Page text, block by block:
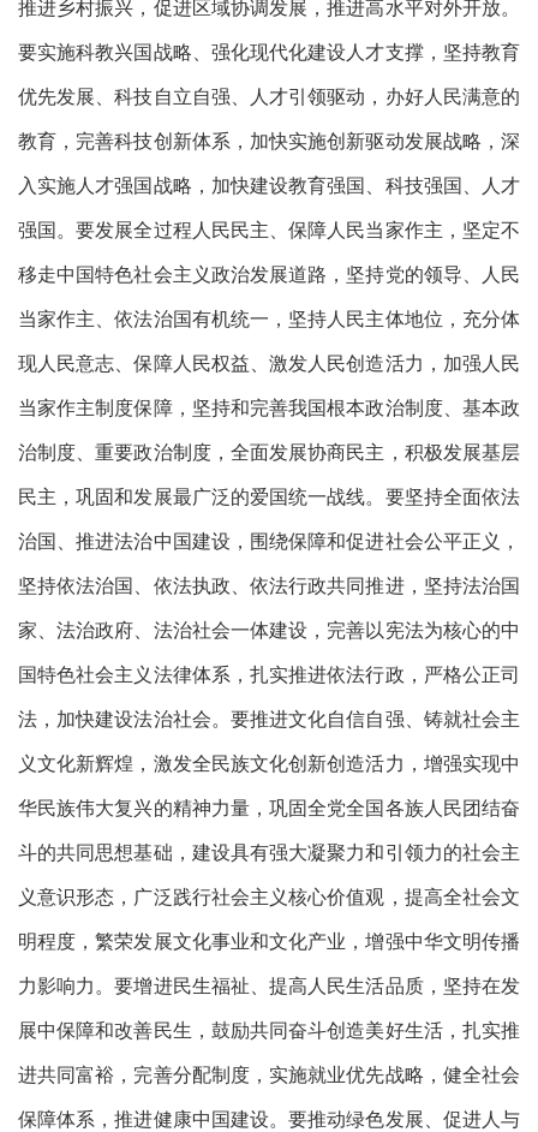
推进乡村振兴，促进区域协调发展，推进高水平对外开放。
要实施科教兴国战略、强化现代化建设人才支撑，坚持教育
优先发展、科技自立自强、人才引领驱动，办好人民满意的
教育，完善科技创新体系，加快实施创新驱动发展战略，深
入实施人才强国战略，加快建设教育强国、科技强国、人才
强国。要发展全过程人民民主、保障人民当家作主，坚定不
移走中国特色社会主义政治发展道路，坚持党的领导、人民
当家作主、依法治国有机统一，坚持人民主体地位，充分体
现人民意志、保障人民权益、激发人民创造活力，加强人民
当家作主制度保障，坚持和完善我国根本政治制度、基本政
治制度、重要政治制度，全面发展协商民主，积极发展基层
民主，巩固和发展最广泛的爱国统一战线。要坚持全面依法
治国、推进法治中国建设，围绕保障和促进社会公平正义，
坚持依法治国、依法执政、依法行政共同推进，坚持法治国
家、法治政府、法治社会一体建设，完善以宪法为核心的中
国特色社会主义法律体系，扎实推进依法行政，严格公正司
法，加快建设法治社会。要推进文化自信自强、铸就社会主
义文化新辉煌，激发全民族文化创新创造活力，增强实现中
华民族伟大复兴的精神力量，巩固全党全国各族人民团结奋
斗的共同思想基础，建设具有强大凝聚力和引领力的社会主
义意识形态，广泛践行社会主义核心价值观，提高全社会文
明程度，繁荣发展文化事业和文化产业，增强中华文明传播
力影响力。要增进民生福祉、提高人民生活品质，坚持在发
展中保障和改善民生，鼓励共同奋斗创造美好生活，扎实推
进共同富裕，完善分配制度，实施就业优先战略，健全社会
保障体系，推进健康中国建设。要推动绿色发展、促进人与